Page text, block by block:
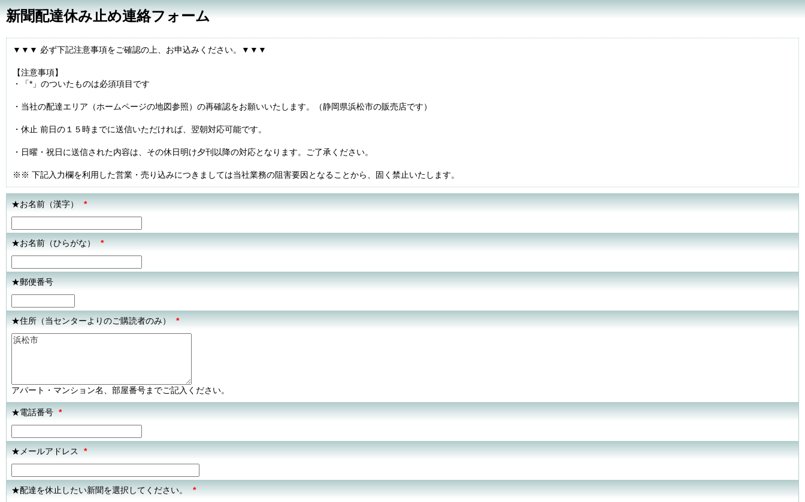
新聞配達休み止め連絡フォーム
▼▼▼ 必ず下記注意事項をご確認の上、お申込みください。▼▼▼
【注意事項】
・「*」のついたものは必須項目です
・当社の配達エリア（ホームページの地図参照）の再確認をお願いいたします。（静岡県浜松市の販売店です）
・休止 前日の１５時までに送信いただければ、翌朝対応可能です。
・日曜・祝日に送信された内容は、その休日明け夕刊以降の対応となります。ご了承ください。
※※ 下記入力欄を利用した営業・売り込みにつきましては当社業務の阻害要因となることから、固く禁止いたします。
★お名前（漢字） *
★お名前（ひらがな） *
★郵便番号
★住所（当センターよりのご購読者のみ） *
アパート・マンション名、部屋番号までご記入ください。
★電話番号 *
★メールアドレス *
★配達を休止したい新聞を選択してください。 *